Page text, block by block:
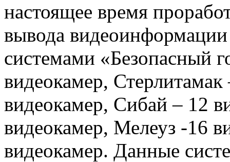
настоящее время
вывода
системами «Безопасный
видеокамер,
видеокамер, Сибай – 12
видеокамер, Мелеуз -16
видеокамер. Данные